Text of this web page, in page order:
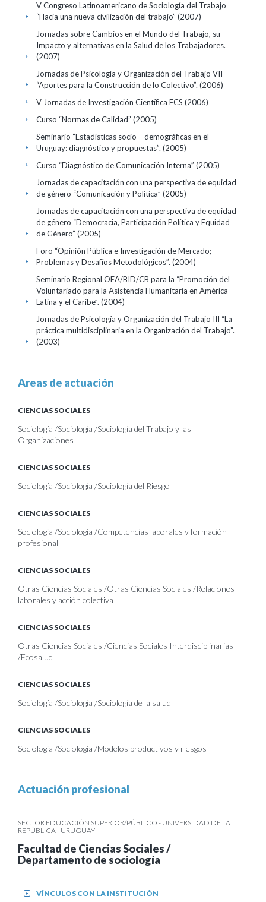
V Congreso Latinoamericano de Sociología del Trabajo
“Hacia una nueva civilización del trabajo” (2007)
+
Jornadas sobre Cambios en el Mundo del Trabajo, su
Impacto y alternativas en la Salud de los Trabajadores.
(2007)
+
Jornadas de Psicología y Organización del Trabajo VII
“Aportes para la Construcción de lo Colectivo”. (2006)
+
V Jornadas de Investigación Científica FCS (2006)
+
Curso “Normas de Calidad” (2005)
+
Seminario “Estadísticas socio – demográficas en el
Uruguay: diagnóstico y propuestas”. (2005)
+
Curso “Diagnóstico de Comunicación Interna” (2005)
+
Jornadas de capacitación con una perspectiva de equidad
de género “Comunicación y Política” (2005)
+
Jornadas de capacitación con una perspectiva de equidad
de género “Democracia, Participación Política y Equidad
de Género” (2005)
+
Foro “Opinión Pública e Investigación de Mercado;
Problemas y Desafíos Metodológicos”. (2004)
+
Seminario Regional OEA/BID/CB para la “Promoción del
Voluntariado para la Asistencia Humanitaria en América
Latina y el Caribe”. (2004)
+
Jornadas de Psicología y Organización del Trabajo III “La
práctica multidisciplinaria en la Organización del Trabajo”.
(2003)
+
Areas de actuación
CIENCIAS SOCIALES
Sociología /Sociología /Sociología del Trabajo y las
Organizaciones
CIENCIAS SOCIALES
Sociología /Sociología /Sociología del Riesgo
CIENCIAS SOCIALES
Sociología /Sociología /Competencias laborales y formación
profesional
CIENCIAS SOCIALES
Otras Ciencias Sociales /Otras Ciencias Sociales /Relaciones
laborales y acción colectiva
CIENCIAS SOCIALES
Otras Ciencias Sociales /Ciencias Sociales Interdisciplinarias
/Ecosalud
CIENCIAS SOCIALES
Sociología /Sociología /Sociología de la salud
CIENCIAS SOCIALES
Sociología /Sociología /Modelos productivos y riesgos
Actuación profesional
SECTOR EDUCACIÓN SUPERIOR/PÚBLICO - UNIVERSIDAD DE LA
REPÚBLICA - URUGUAY
Facultad de Ciencias Sociales /
Departamento de sociología
VÍNCULOS CON LA INSTITUCIÓN
+